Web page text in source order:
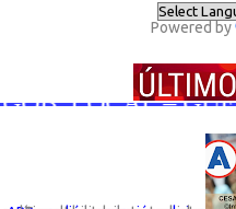
Powered by
LOCAL –